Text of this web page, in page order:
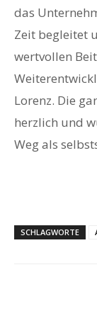
das
Zeit begleitet
wertvollen
Lorenz. Die
herzlich und
Weg als
SCHLAGWORTE